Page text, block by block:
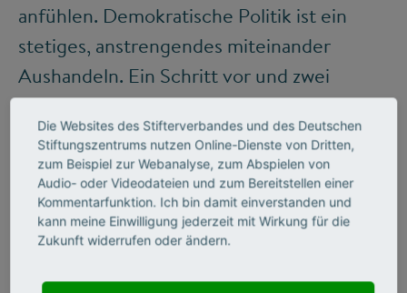
anfühlen. Demokratische Politik ist ein
stetiges, anstrengendes miteinander
Aushandeln. Ein Schritt vor und zwei
zurück. Ein Kompromiss hier, ein
Zugeständnis dort. Und wenn eine
schwierige Verhandlung erst einmal
erfolgreich beendet wurde, stöhnt ein Teil
der Bürger über den daraus entstandenen
vertragen, dann mault ganz sicher der
Die Websites des Stifterverbandes und des Deutschen
Stiftungszentrums nutzen Online-Dienste von Dritten,
zum Beispiel zur Webanalyse, zum Abspielen von
Audio- oder Videodateien und zum Bereitstellen einer
Kommentarfunktion. Ich bin damit einverstanden und
kann meine Einwilligung jederzeit mit Wirkung für die
Zukunft widerrufen oder ändern.